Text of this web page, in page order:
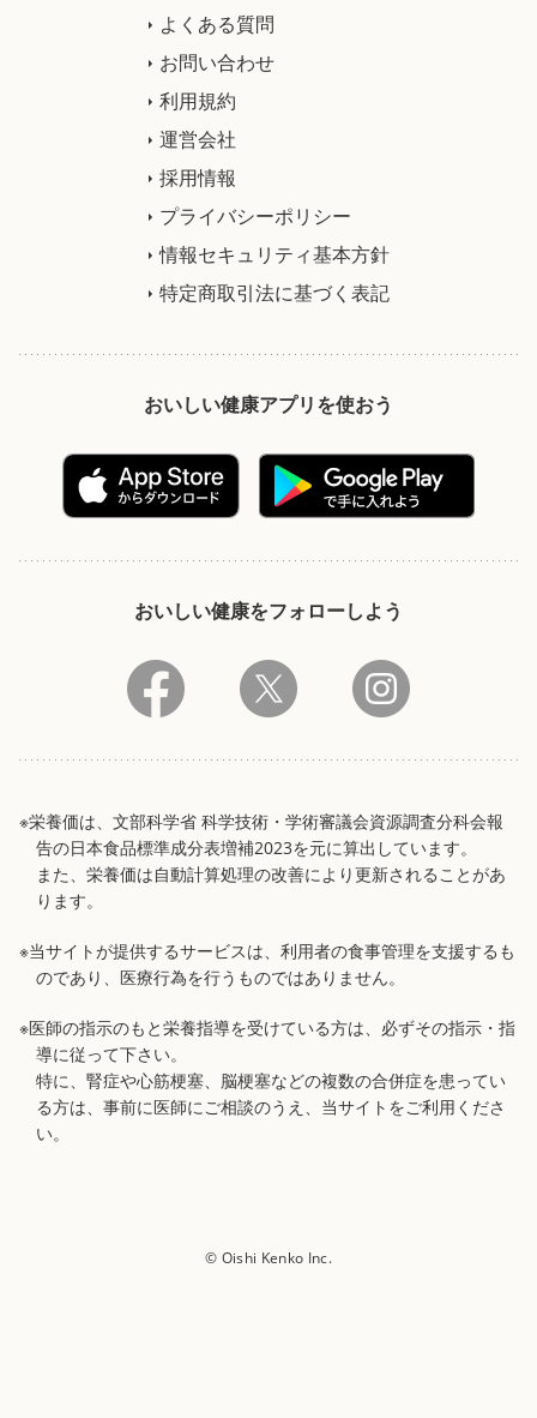
よくある質問
お問い合わせ
利用規約
運営会社
採用情報
プライバシーポリシー
情報セキュリティ基本方針
特定商取引法に基づく表記
おいしい健康アプリを使おう
おいしい健康をフォローしよう
※栄養価は、文部科学省 科学技術・学術審議会資源調査分科会報
告の日本食品標準成分表増補2023を元に算出しています。
また、栄養価は自動計算処理の改善により更新されることがあ
ります。
※当サイトが提供するサービスは、利用者の食事管理を支援するも
のであり、医療行為を行うものではありません。
※医師の指示のもと栄養指導を受けている方は、必ずその指示・指
導に従って下さい。
特に、腎症や心筋梗塞、脳梗塞などの複数の合併症を患ってい
る方は、事前に医師にご相談のうえ、当サイトをご利用くださ
い。
© Oishi Kenko Inc.